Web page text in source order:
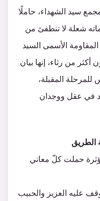
سيد الشهداء، حاملًا
شعلة لا تنطفئ من
الأسمى السيد
من رثاء، إنها بيان
المقبلة،
في عقل ووجدان
الطريق
مؤثرة حملت كلّ معاني
عليه العزيز والحبيب